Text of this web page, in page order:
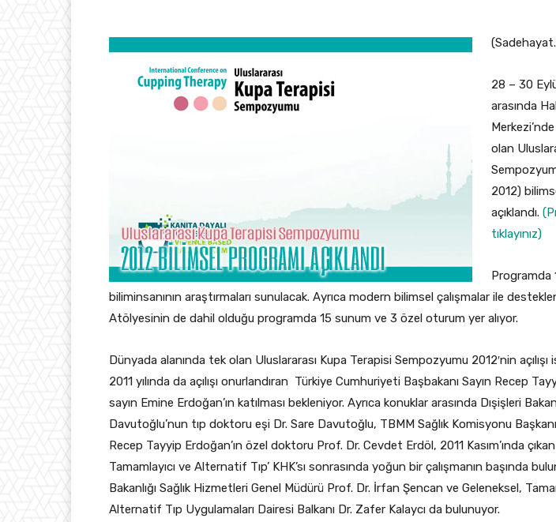
28 – 30
arasında
olan
2012)
açıklandı.
tıklayınız)
Programda
biliminsanının araştırmaları sunulacak. Ayrıca modern bilimsel çalışmalar ile
Atölyesinin de dahil olduğu programda 15 sunum ve 3 özel oturum yer alıyor.
Dünyada alanında tek olan Uluslararası Kupa Terapisi Sempozyumu 2012′nin açılışı
2011 yılında da açılışı onurlandıran Türkiye Cumhuriyeti Başbakanı Sayın Recep
sayın Emine Erdoğan’ın katılması bekleniyor. Ayrıca konuklar arasında Dışişleri
Davutoğlu’nun tıp doktoru eşi Dr. Sare Davutoğlu, TBMM Sağlık Komisyonu
Recep Tayyip Erdoğan’ın özel doktoru Prof. Dr. Cevdet Erdöl, 2011 Kasım’ında
Tamamlayıcı ve Alternatif Tıp’ KHK’sı sonrasında yoğun bir çalışmanın başında
Bakanlığı Sağlık Hizmetleri Genel Müdürü Prof. Dr. İrfan Şencan ve Geleneksel,
Alternatif Tıp Uygulamaları Dairesi Balkanı Dr. Zafer Kalaycı da bulunuyor.